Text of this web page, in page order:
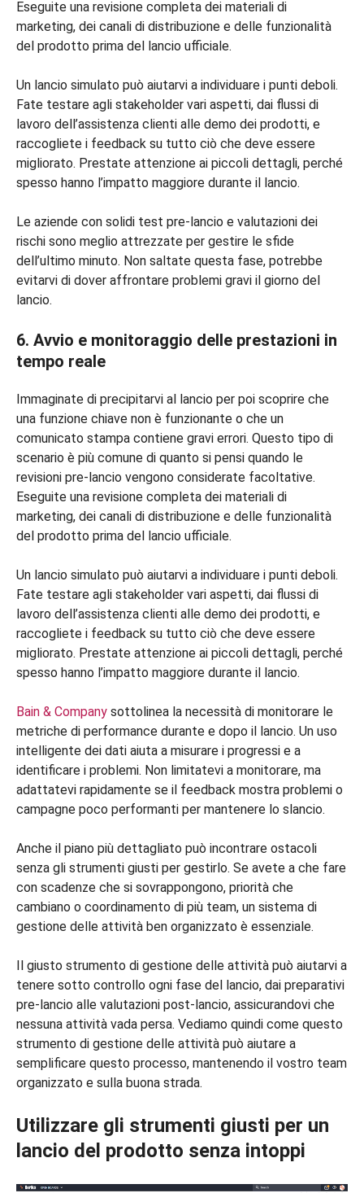
Eseguite una revisione completa dei materiali di
marketing, dei canali di distribuzione e delle funzionalità
del prodotto prima del lancio ufficiale.
Un lancio simulato può aiutarvi a individuare i punti deboli.
Fate testare agli stakeholder vari aspetti, dai flussi di
lavoro dell’assistenza clienti alle demo dei prodotti, e
raccogliete i feedback su tutto ciò che deve essere
migliorato. Prestate attenzione ai piccoli dettagli, perché
spesso hanno l’impatto maggiore durante il lancio.
Le aziende con solidi test pre-lancio e valutazioni dei
rischi sono meglio attrezzate per gestire le sfide
dell’ultimo minuto. Non saltate questa fase, potrebbe
evitarvi di dover affrontare problemi gravi il giorno del
lancio.
6. Avvio e monitoraggio delle prestazioni in
tempo reale
Immaginate di precipitarvi al lancio per poi scoprire che
una funzione chiave non è funzionante o che un
comunicato stampa contiene gravi errori. Questo tipo di
scenario è più comune di quanto si pensi quando le
revisioni pre-lancio vengono considerate facoltative.
Eseguite una revisione completa dei materiali di
marketing, dei canali di distribuzione e delle funzionalità
del prodotto prima del lancio ufficiale.
Un lancio simulato può aiutarvi a individuare i punti deboli.
Fate testare agli stakeholder vari aspetti, dai flussi di
lavoro dell’assistenza clienti alle demo dei prodotti, e
raccogliete i feedback su tutto ciò che deve essere
migliorato. Prestate attenzione ai piccoli dettagli, perché
spesso hanno l’impatto maggiore durante il lancio.
Bain & Company sottolinea la necessità di monitorare le
metriche di performance durante e dopo il lancio. Un uso
intelligente dei dati aiuta a misurare i progressi e a
identificare i problemi. Non limitatevi a monitorare, ma
adattatevi rapidamente se il feedback mostra problemi o
campagne poco performanti per mantenere lo slancio.
Anche il piano più dettagliato può incontrare ostacoli
senza gli strumenti giusti per gestirlo. Se avete a che fare
con scadenze che si sovrappongono, priorità che
cambiano o coordinamento di più team, un sistema di
gestione delle attività ben organizzato è essenziale.
Il giusto strumento di gestione delle attività può aiutarvi a
tenere sotto controllo ogni fase del lancio, dai preparativi
pre-lancio alle valutazioni post-lancio, assicurandovi che
nessuna attività vada persa. Vediamo quindi come questo
strumento di gestione delle attività può aiutare a
semplificare questo processo, mantenendo il vostro team
organizzato e sulla buona strada.
Utilizzare gli strumenti giusti per un
lancio del prodotto senza intoppi